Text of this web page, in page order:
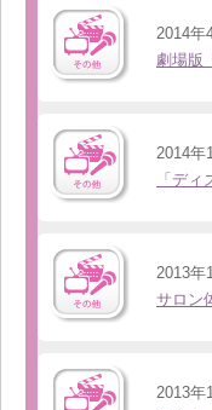
2014年
劇場版
2014年
「デ
2013年
サロン
2013年